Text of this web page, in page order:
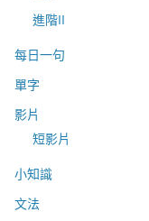
進階II
每日一句
單字
影片
短影片
小知識
文法